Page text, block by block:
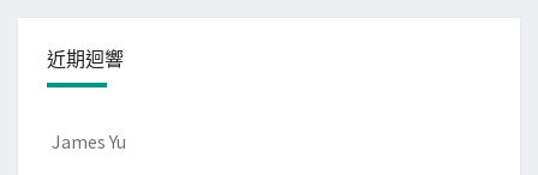
近期迴響
James Yu